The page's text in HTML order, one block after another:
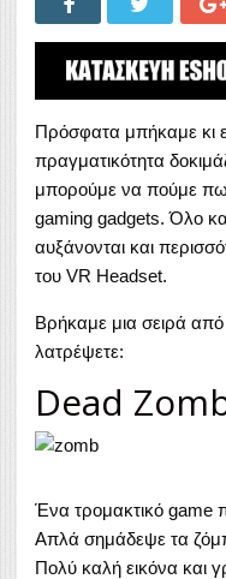
Πρόσφατα μπήκαμε κι
πραγματικότητα
μπορούμε να πούμε
gaming gadgets. Όλο
αυξάνονται και
του VR Headset.
Βρήκαμε μια σειρά
λατρέψετε:
Dead
Ένα τρομακτικό game
Απλά σημάδεψε τα
Πολύ καλή εικόνα και